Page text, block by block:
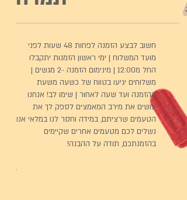
חשוב לבצע הזמנה לפחות 48 שעות לפני
מועד המשלוח | ימי ראשון הזמנות יתקבלו
החל מ12:00 | מינימום הזמנה -2 מגשים |
משלוחים יגיעו בטווח של כשעה משעת
ההזמנה ועד שעה לאחור | שימו לב! אנחנו
עושים את מירב המאמצים לספק לך את
הטעמים שרציתם, במידה וחסר לנו במלאי אנו
נשלים לכם מטעמים אחרים שקיימים
בהזמנתכם, תודה על ההבנה!